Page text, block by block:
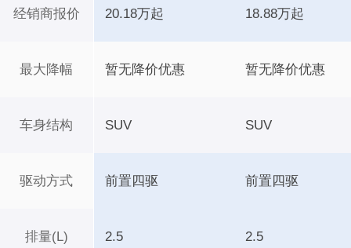
经销商报价
最大降幅
车身结构
驱动方式
排量(L)
20.18万起 18.88万起
暂无降价优惠 暂无降价优惠
SUV SUV
前置四驱 前置四驱
2.5 2.5